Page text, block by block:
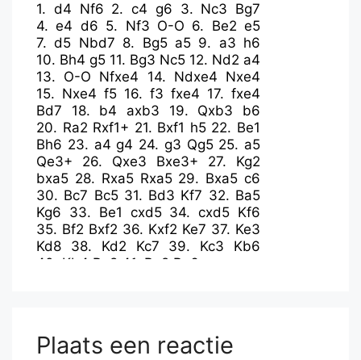
1. d4 Nf6 2. c4 g6 3. Nc3 Bg7
4.e4 d6 5. Nf3 O-O 6. Be2 e5
7.d5 Nbd7 8. Bg5 a5 9. a3 h6
10. Bh4 g5 11. Bg3 Nc5 12. Nd2 a4
13. O-O Nfxe4 14. Ndxe4 Nxe4
15. Nxe4 f5 16. f3 fxe4 17. fxe4
Bd7
18. b4 axb3 19. Qxb3
b6
20. Ra2 Rxf1+ 21. Bxf1 h5 22. Be1
Bh6 23. a4 g4 24. g3 Qg5 25. a5
Qe3+
26. Qxe3 Bxe3+ 27. Kg2
bxa5 28. Rxa5 Rxa5 29. Bxa5 c6
30. Bc7 Bc5 31. Bd3 Kf7 32. Ba5
Kg6 33. Be1 cxd5 34.cxd5 Kf6
35. Bf2 Bxf2 36. Kxf2 Ke7 37. Ke3
Kd8
38. Kd2 Kc7 39. Kc3
Kb6
40. Kb4 Be8 41. Be2 Bg6
Plaats een reactie